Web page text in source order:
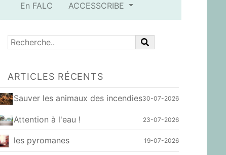
En FALC ACCESSCRIBE
ARTICLES RÉCENTS
Sauver les animaux des incendies30-07-2026
Attention à l'eau ! 23-07-2026
les pyromanes 19-07-2026